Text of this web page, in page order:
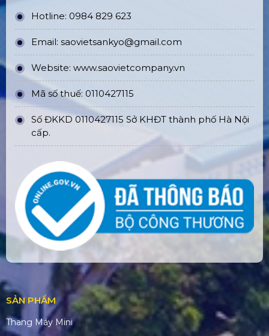
Hotline: 0984 829 623
Email: saovietsankyo@gmail.com
Website: www.saovietcompany.vn
Mã số thuế: 0110427115
Số ĐKKD 0110427115 Sở KHĐT thành phố Hà Nội
cấp.
SẢN PHẨM
Thang Máy Mini